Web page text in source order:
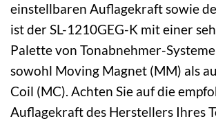
einstellbaren Auflagekraft sowie
ist der SL-1210GEG-K mit einer
Palette von Tonabnehmer-
sowohl Moving Magnet (MM) als
Coil (MC). Achten Sie auf die
Auflagekraft des Herstellers Ihres